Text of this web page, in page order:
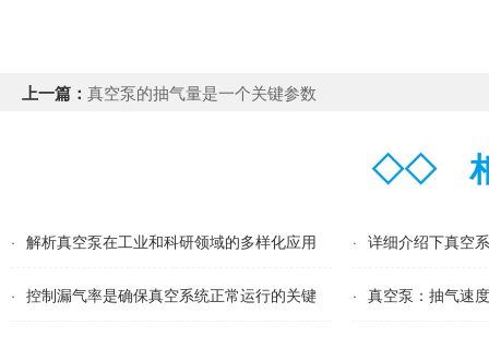
上一篇： 真空泵的抽气量是一个关键参数
◇◇
· 解析真空泵在工业和科研领域的多样化应用 · 详细介绍下真空
· 控制漏气率是确保真空系统正常运行的关键 · 真空泵：抽气速